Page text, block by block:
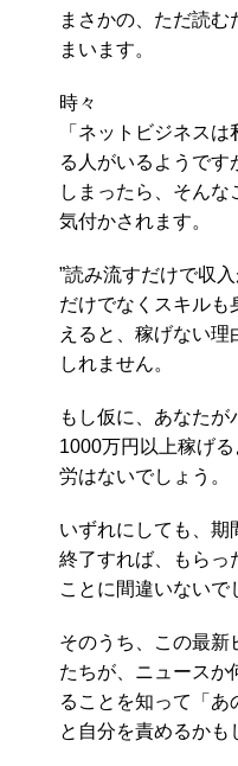
まさかの、ただ読む
まいます。
時々
「ネットビジネス
る人がいるようです
しまったら、そんな
気付かされます。
”読み流すだけで収
だけでなくスキルも
えると、稼げない理
しれません。
もし仮に、あなたが
1000万円以上稼げ
労はないでしょう。
いずれにしても、期
終了すれば、もらっ
ことに間違いないで
そのうち、この最新
たちが、ニュースか
ることを知って「あ
と自分を責めるかも